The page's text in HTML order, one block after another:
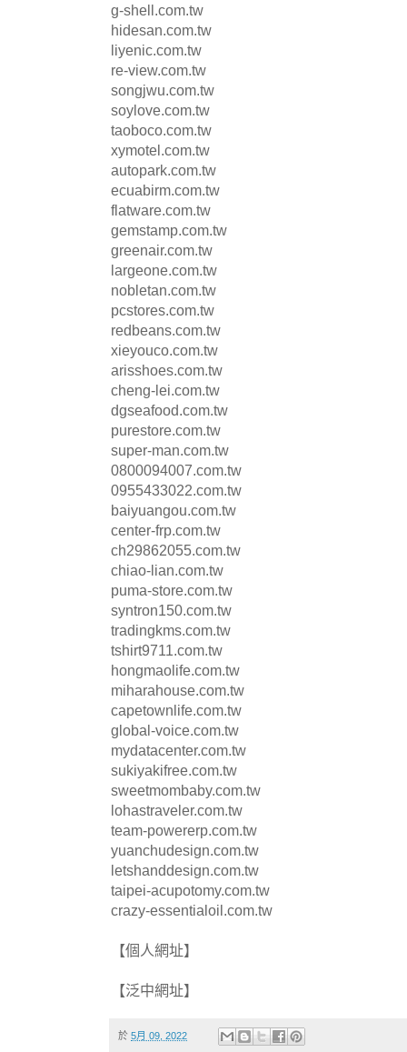
g-shell.com.tw
hidesan.com.tw
liyenic.com.tw
re-view.com.tw
songjwu.com.tw
soylove.com.tw
taoboco.com.tw
xymotel.com.tw
autopark.com.tw
ecuabirm.com.tw
flatware.com.tw
gemstamp.com.tw
greenair.com.tw
largeone.com.tw
nobletan.com.tw
pcstores.com.tw
redbeans.com.tw
xieyouco.com.tw
arisshoes.com.tw
cheng-lei.com.tw
dgseafood.com.tw
purestore.com.tw
super-man.com.tw
0800094007.com.tw
0955433022.com.tw
baiyuangou.com.tw
center-frp.com.tw
ch29862055.com.tw
chiao-lian.com.tw
puma-store.com.tw
syntron150.com.tw
tradingkms.com.tw
tshirt9711.com.tw
hongmaolife.com.tw
miharahouse.com.tw
capetownlife.com.tw
global-voice.com.tw
mydatacenter.com.tw
sukiyakifree.com.tw
sweetmombaby.com.tw
lohastraveler.com.tw
team-powererp.com.tw
yuanchudesign.com.tw
letshanddesign.com.tw
taipei-acupotomy.com.tw
crazy-essentialoil.com.tw
【個人網址】
【泛中網址】
於 5月 09, 2022